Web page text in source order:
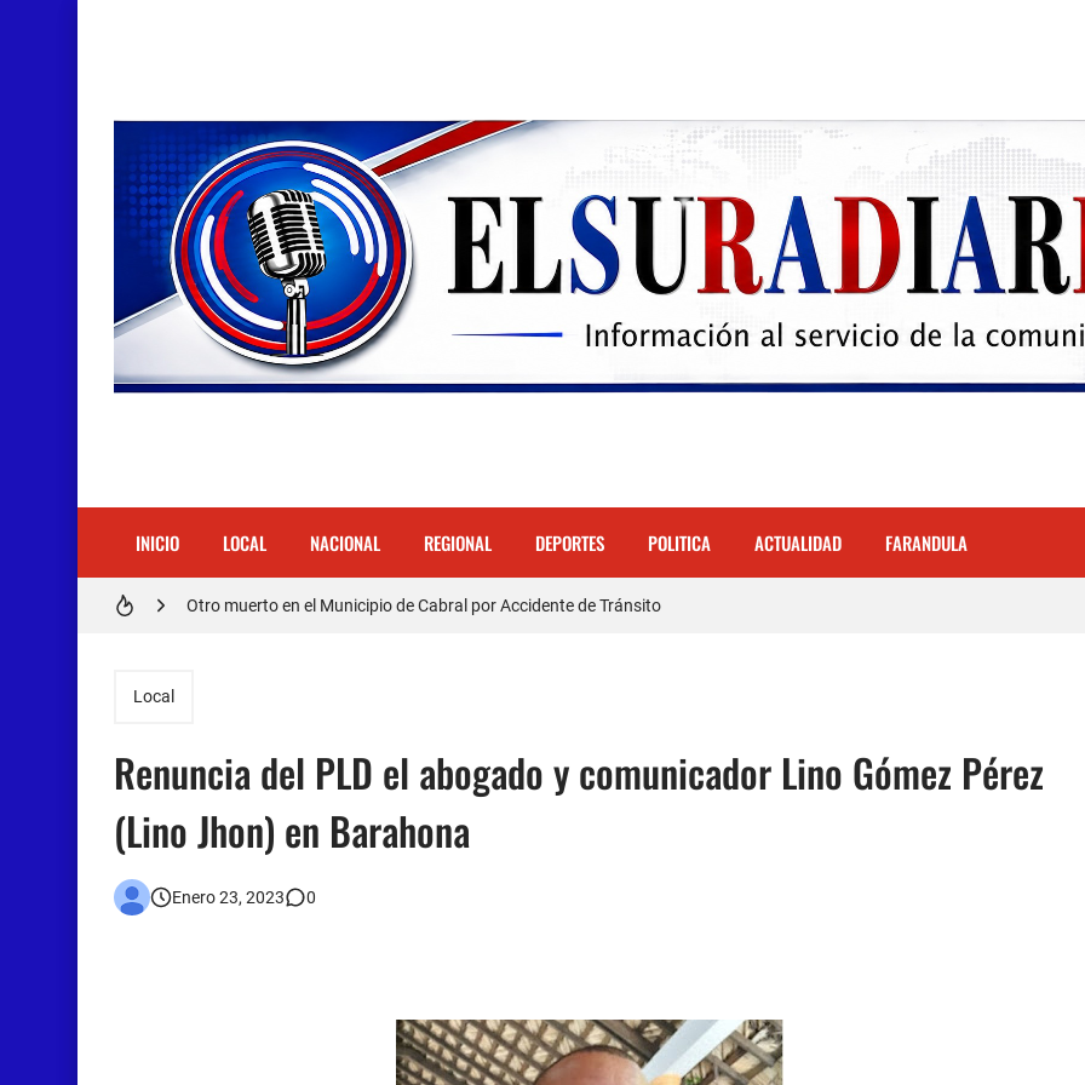
INICIO LOCAL NACIONAL REGIONAL DEPORTES POLITICA ACTUALIDAD FARANDULA
Doctora Magandys Cuevas maltrata pacientes en el Hospital de Cabral.
Detienen policía con presunta cocaína en Barahona
Un muerto oriundo de Cabral y dos heridos en accidente de tránsito en la autopista Duarte
Cabraleños despiden entre llantos y reclamo de justicia restos mortales de Yasmel
Distrito Educativo 01-04 de Cabral Cancela a mas de 120 empleados; incluyendo una mujer Embarazada
𝗥𝗲𝗴𝗿𝗲𝘀𝗮 𝗮𝗹 𝗽𝗮í𝘀 𝗱𝗲𝗹𝗲𝗴𝗮𝗰𝗶ó𝗻 𝗱𝗼𝗺𝗶𝗻𝗶𝗰𝗮𝗻𝗮 𝗾𝘂𝗲 𝗽𝗮𝗿𝘁𝗶𝗰𝗶𝗽ó 𝗲𝗻 𝗝𝘂𝗲𝗴𝗼𝘀 𝗣𝗮𝗻𝗮𝗺𝗲𝗿𝗶𝗰𝗮𝗻𝗼𝘀 𝗝𝘂𝗻𝗶𝗼𝗿 𝗲𝗻
Otro muerto en el Municipio de Cabral por Accidente de Tránsito
Local
Renuncia del PLD el abogado y comunicador Lino Gómez Pérez
(Lino Jhon) en Barahona
Enero 23, 2023 0